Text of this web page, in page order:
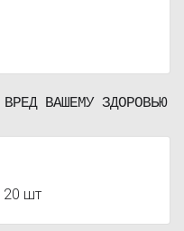
ВАШЕМУ ЗДОРОВЬЮ
20 шт